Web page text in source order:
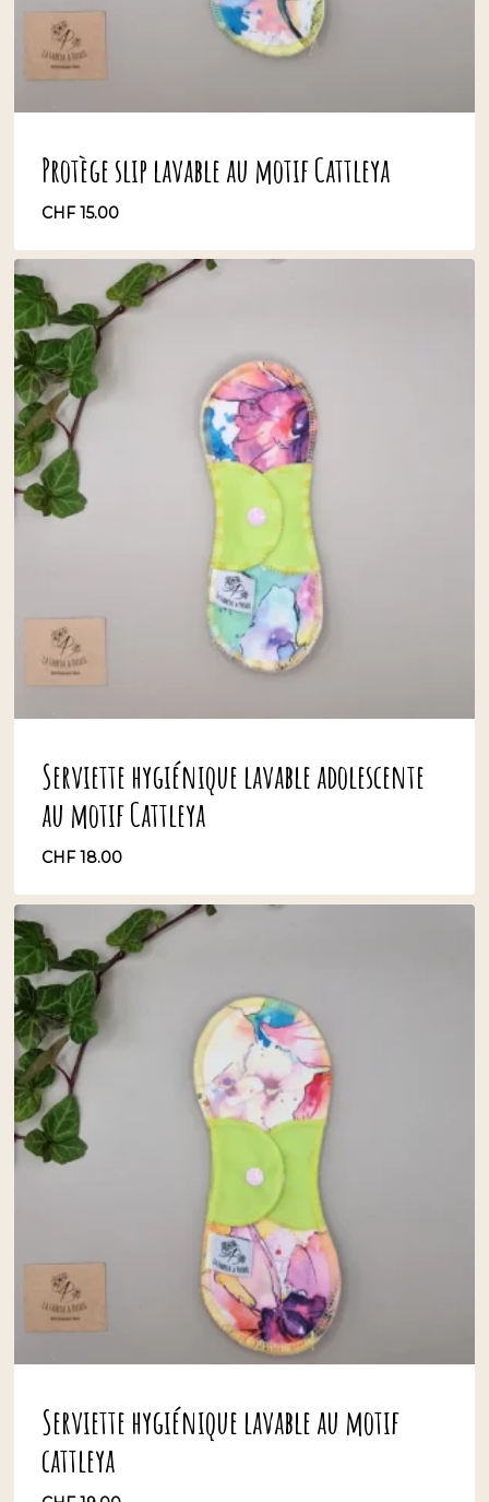
Protège slip lavable au motif Cattleya
CHF15.00
CHF15.00
Serviette hygiénique lavable adolescente
au motif Cattleya
CHF18.00
CHF18.00
Serviette hygiénique lavable au motif
cattleya